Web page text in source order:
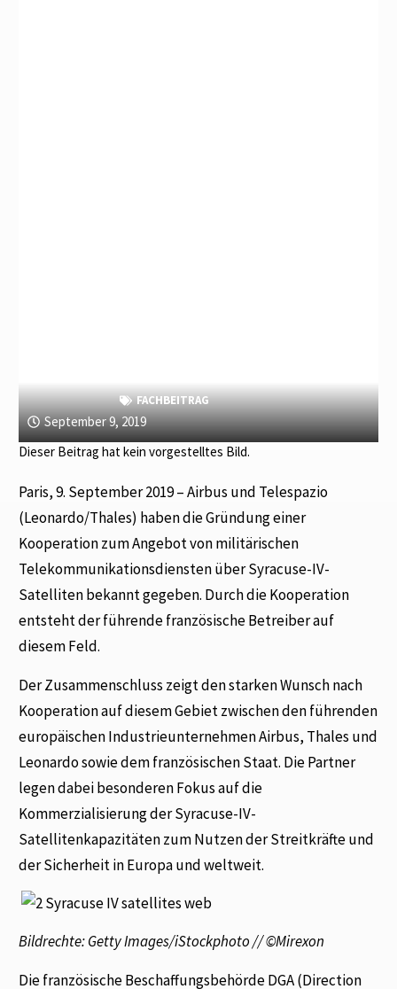
FACHBEITRAG
September 9, 2019
Dieser Beitrag hat kein vorgestelltes Bild.
Paris, 9. September 2019 – Airbus und Telespazio
(Leonardo/Thales) haben die Gründung einer
Kooperation zum Angebot von militärischen
Telekommunikationsdiensten über Syracuse-IV-
Satelliten bekannt gegeben. Durch die Kooperation
entsteht der führende französische Betreiber auf
diesem Feld.
Der Zusammenschluss zeigt den starken Wunsch nach
Kooperation auf diesem Gebiet zwischen den führenden
europäischen Industrieunternehmen Airbus, Thales und
Leonardo sowie dem französischen Staat. Die Partner
legen dabei besonderen Fokus auf die
Kommerzialisierung der Syracuse-IV-
Satellitenkapazitäten zum Nutzen der Streitkräfte und
der Sicherheit in Europa und weltweit.
Bildrechte: Getty Images/iStockphoto // ©Mirexon
Die französische Beschaffungsbehörde DGA (Direction